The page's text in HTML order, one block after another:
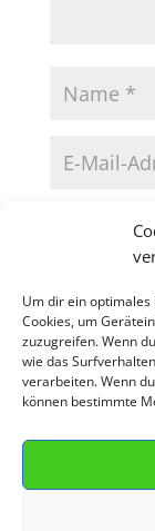
Um dir ein optimales
Cookies, um
zuzugreifen. Wenn
wie das
verarbeiten. Wenn
können bestimmte
Browser für